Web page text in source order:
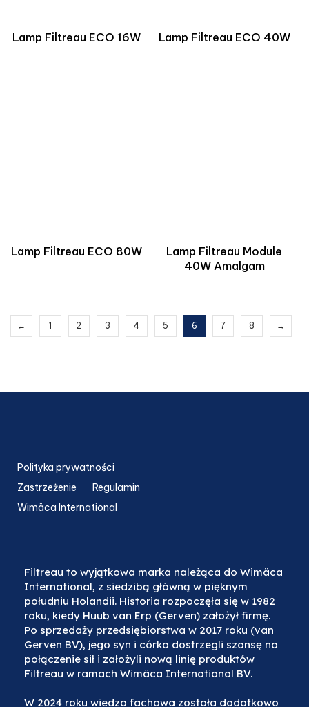
Lamp Filtreau ECO 16W Lamp Filtreau ECO 40W
Lamp Filtreau ECO 80W
Lamp Filtreau Module
40W Amalgam
← 1 2 3 4 5 6 7 8 →
Polityka prywatności
Zastrzeżenie
Regulamin
Wimäca International
Filtreau to wyjątkowa marka należąca do Wimäca
International, z siedzibą główną w pięknym
południu Holandii. Historia rozpoczęła się w 1982
roku, kiedy Huub van Erp (Gerven) założył firmę.
Po sprzedaży przedsiębiorstwa w 2017 roku (van
Gerven BV), jego syn i córka dostrzegli szansę na
połączenie sił i założyli nową linię produktów
Filtreau w ramach Wimäca International BV.
W 2024 roku wiedza fachowa została dodatkowo